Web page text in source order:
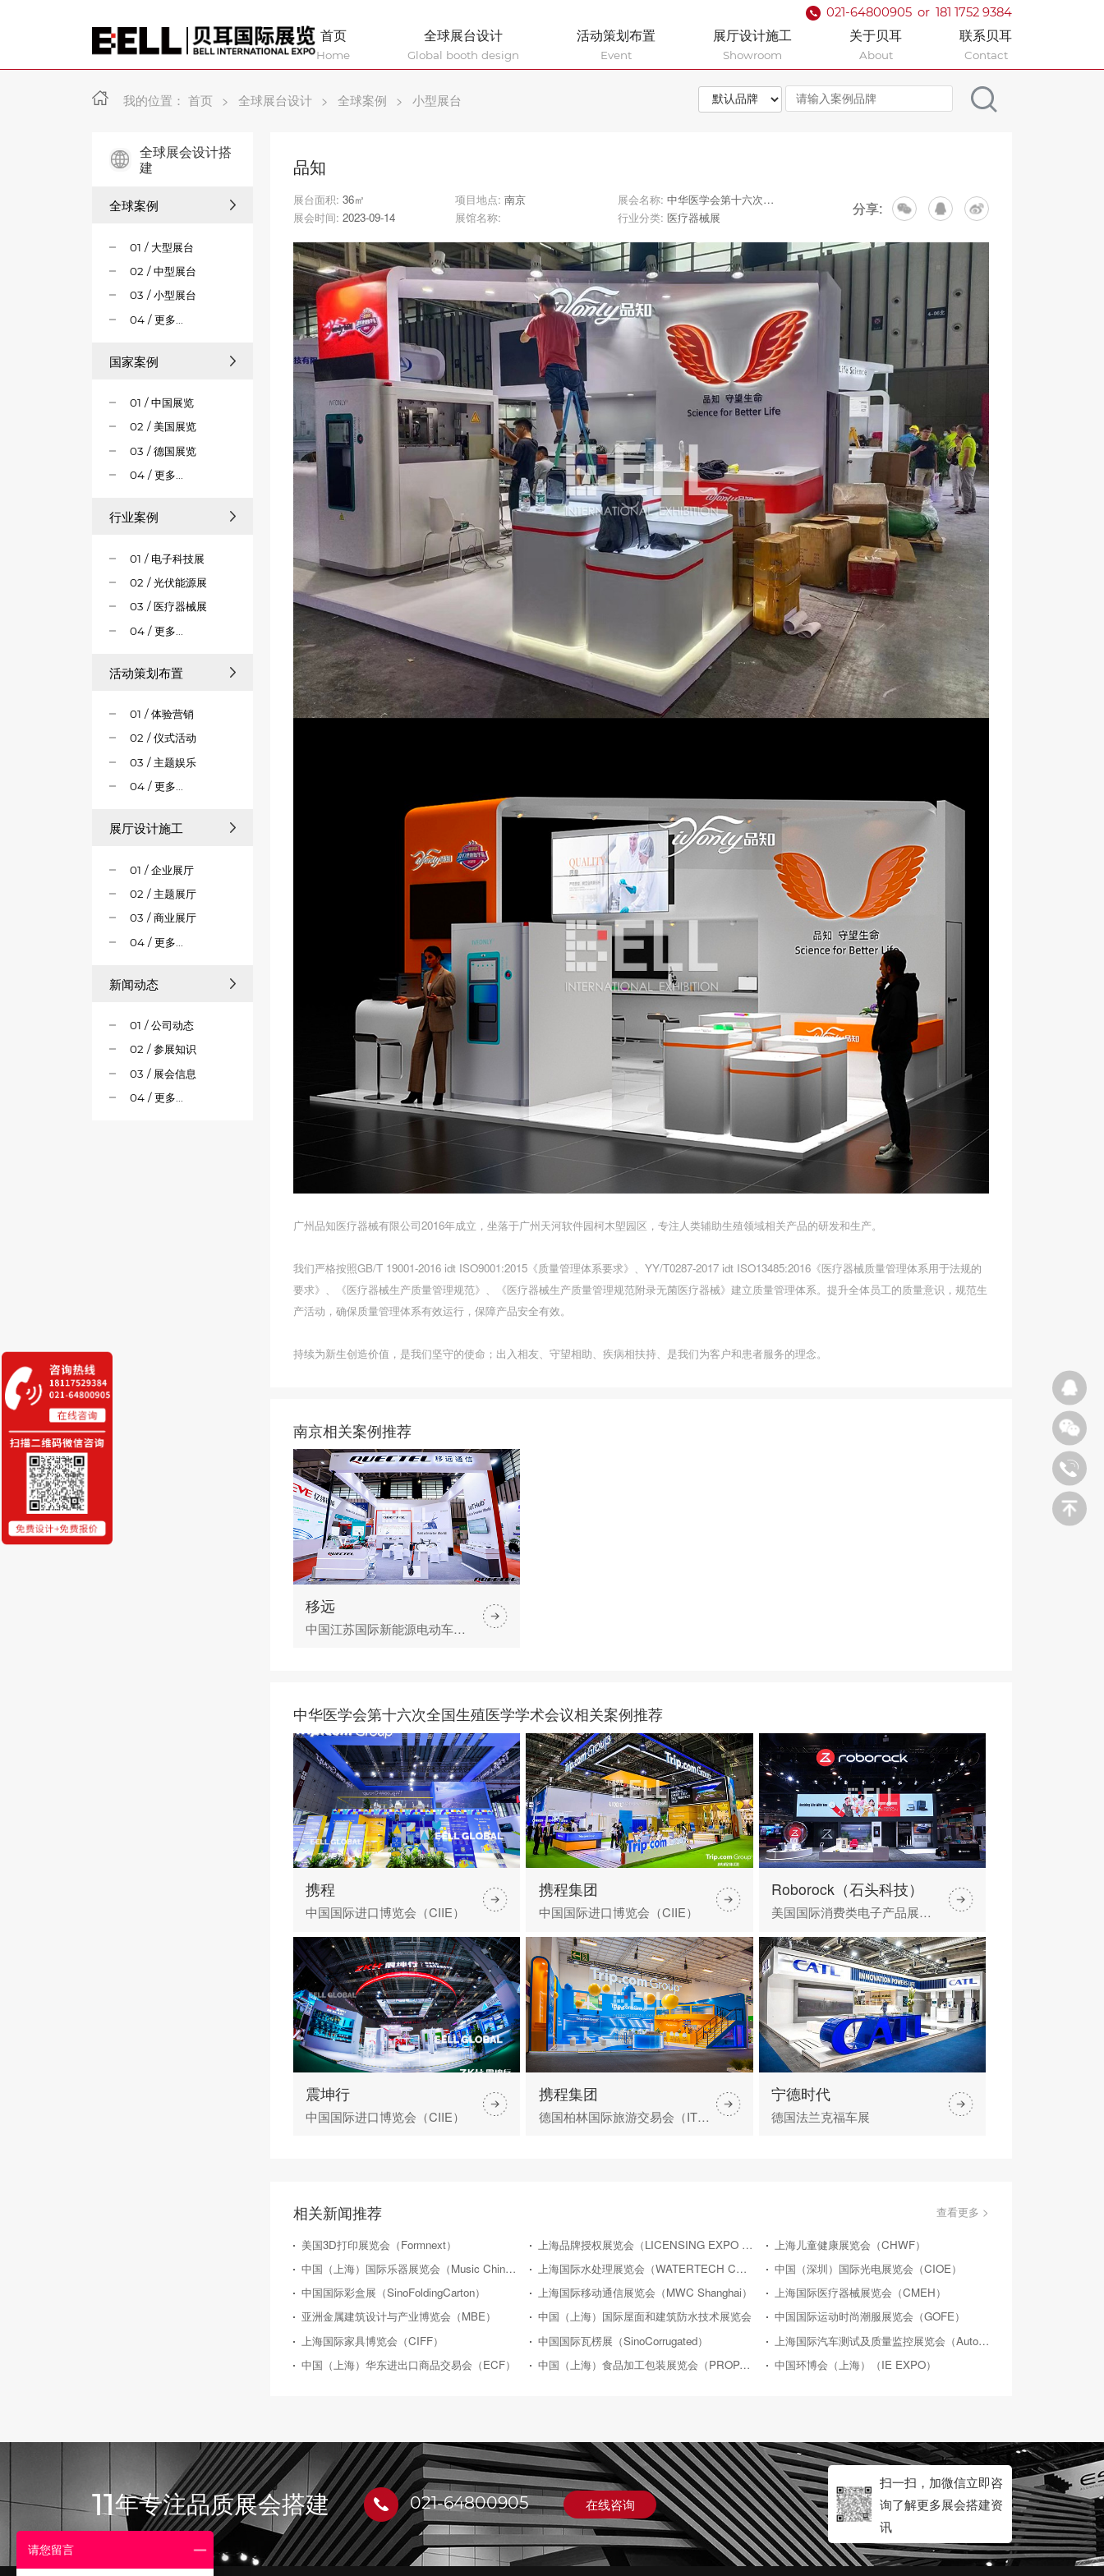
021-64800905 or 181 1752 9384
首页
Home
全球展台设计
Global booth design
活动策划布置
Event
展厅设计施工
Showroom
关于贝耳
About
联系贝耳
Contact
我的位置： 首页 > 全球展台设计 > 全球案例 > 小型展台
全球展会设计搭
建
全球案例
01 / 大型展台
02 / 中型展台
03 / 小型展台
04 / 更多...
国家案例
01 / 中国展览
02 / 美国展览
03 / 德国展览
04 / 更多...
行业案例
01 / 电子科技展
02 / 光伏能源展
03 / 医疗器械展
04 / 更多...
活动策划布置
01 / 体验营销
02 / 仪式活动
03 / 主题娱乐
04 / 更多...
展厅设计施工
01 / 企业展厅
02 / 主题展厅
03 / 商业展厅
04 / 更多...
新闻动态
01 / 公司动态
02 / 参展知识
03 / 展会信息
04 / 更多...
品知
展台面积: 36㎡ 项目地点: 南京 展会名称: 中华医学会第十六次全国生殖医学学术会议
展会时间: 2023-09-14 展馆名称: 行业分类: 医疗器械展 分享:
广州品知医疗器械有限公司2016年成立，坐落于广州天河软件园柯木塱园区，专注人类辅助生殖领域相关产品的研发和生产。
我们严格按照GB/T 19001-2016 idt ISO9001:2015《质量管理体系要求》、YY/T0287-2017 idt ISO13485:2016《医疗器械质量管理体系用于法规的
要求》、《医疗器械生产质量管理规范》、《医疗器械生产质量管理规范附录无菌医疗器械》建立质量管理体系。提升全体员工的质量意识，规范生
产活动，确保质量管理体系有效运行，保障产品安全有效。
持续为新生创造价值，是我们坚守的使命；出入相友、守望相助、疾病相扶持、是我们为客户和患者服务的理念。
南京相关案例推荐
移远
中国江苏国际新能源电动车及零部件交易会（苏交会）
中华医学会第十六次全国生殖医学学术会议相关案例推荐
携程
中国国际进口博览会（CIIE）
携程集团
中国国际进口博览会（CIIE）
Roborock（石头科技）
美国国际消费类电子产品展览会（CES）
震坤行
中国国际进口博览会（CIIE）
携程集团
德国柏林国际旅游交易会（ITB）
宁德时代
德国法兰克福车展
相关新闻推荐 查看更多 >
美国3D打印展览会（Formnext） 上海品牌授权展览会（LICENSING EXPO CHINA）
上海儿童健康展览会（CHWF）
中国（上海）国际乐器展览会（Music China）
上海国际水处理展览会（WATERTECH CHINA）
中国（深圳）国际光电展览会（CIOE）
中国国际彩盒展（SinoFoldingCarton）
上海国际移动通信展览会（MWC Shanghai）
上海国际医疗器械展览会（CMEH）
亚洲金属建筑设计与产业博览会（MBE）
中国（上海）国际屋面和建筑防水技术展览会
中国国际运动时尚潮服展览会（GOFE）
上海国际家具博览会（CIFF）
中国国际瓦楞展（SinoCorrugated）
上海国际汽车测试及质量监控展览会（Automotive Testing Expo）
中国（上海）华东进出口商品交易会（ECF）
中国（上海）食品加工包装展览会（PROPAK CHINA） 中国环博会（上海）（IE EXPO）
11年专注品质展会搭建 021-64800905 在线咨询
扫一扫，加微信立即咨
询了解更多展会搭建资
讯
请您留言